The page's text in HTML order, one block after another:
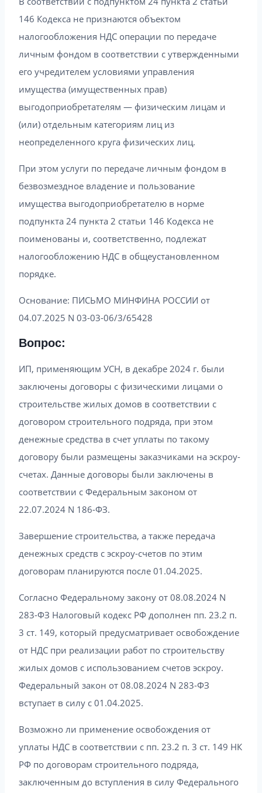
146 Кодекса не признаются объектом
налогообложения НДС операции по передаче
личным фондом в соответствии с утвержденными
его учредителем условиями управления
имущества (имущественных прав)
выгодоприобретателям — физическим лицам и
(или) отдельным категориям лиц из
неопределенного круга физических лиц.
При этом услуги по передаче личным фондом в
безвозмездное владение и пользование
имущества выгодоприобретателю в норме
подпункта 24 пункта 2 статьи 146 Кодекса не
поименованы и, соответственно, подлежат
налогообложению НДС в общеустановленном
порядке.
Основание: ПИСЬМО МИНФИНА РОССИИ от
04.07.2025 N 03-03-06/3/65428
Вопрос:
ИП, применяющим УСН, в декабре 2024 г. были
заключены договоры с физическими лицами о
строительстве жилых домов в соответствии с
договором строительного подряда, при этом
денежные средства в счет уплаты по такому
договору были размещены заказчиками на эскроу-
счетах. Данные договоры были заключены в
соответствии с Федеральным законом от
22.07.2024 N 186-ФЗ.
Завершение строительства, а также передача
денежных средств с эскроу-счетов по этим
договорам планируются после 01.04.2025.
Согласно Федеральному закону от 08.08.2024 N
283-ФЗ Налоговый кодекс РФ дополнен пп. 23.2 п.
3 ст. 149, который предусматривает освобождение
от НДС при реализации работ по строительству
жилых домов с использованием счетов эскроу.
Федеральный закон от 08.08.2024 N 283-ФЗ
вступает в силу с 01.04.2025.
Возможно ли применение освобождения от
уплаты НДС в соответствии с пп. 23.2 п. 3 ст. 149 НК
РФ по договорам строительного подряда,
заключенным до вступления в силу Федерального